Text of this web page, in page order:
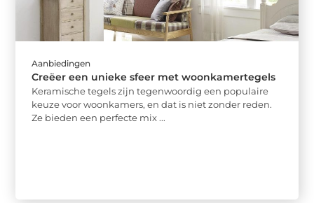
Aanbiedingen
Creëer een unieke sfeer met woonkamertegels
Keramische tegels zijn tegenwoordig een populaire
keuze voor woonkamers, en dat is niet zonder reden.
Ze bieden een perfecte mix ...